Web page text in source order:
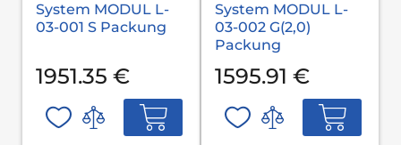
System MODUL L-
03-001 S Packung
1951.35 €
System MODUL L-
03-002 G(2,0)
Packung
1595.91 €